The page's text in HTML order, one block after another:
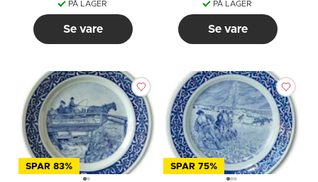
PÅ LAGER
Se vare
PÅ LAGER
Se vare
SPAR 83% SPAR 75%